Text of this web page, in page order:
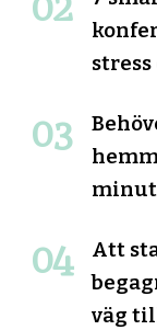
Att
väg